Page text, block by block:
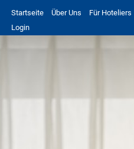
Startseite Über Uns Für Hoteliers
Login